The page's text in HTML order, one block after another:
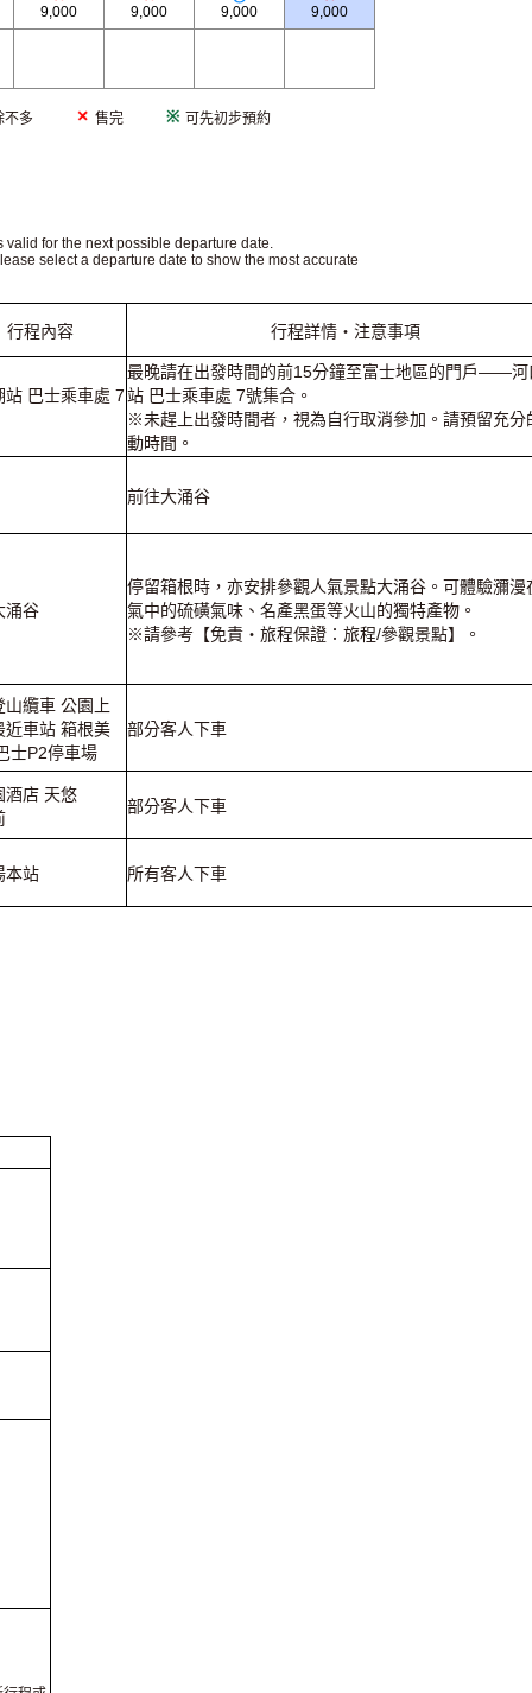
9,000
9,000
9,000
9,000
不多 售完 可先初步預約
for the next possible departure date.
select a departure date to show the most accurate
行程內容 行程詳情・注意事項
站 巴士乘車處 7
最晚請在出發時間的前15分鐘至富士地區的門戶——河
站 巴士乘車處 7號集合。
※未趕上出發時間者，視為自行取消參加。請預留充分
動時間。
前往大涌谷
涌谷
停留箱根時，亦安排參觀人氣景點大涌谷。可體驗瀰漫
氣中的硫磺氣味、名產黑蛋等火山的獨特產物。
※請參考【免責・旅程保證：旅程/參觀景點】。
山纜車 公園上
近車站 箱根美
士P2停車場
部分客人下車
酒店 天悠
部分客人下車
本站 所有客人下車